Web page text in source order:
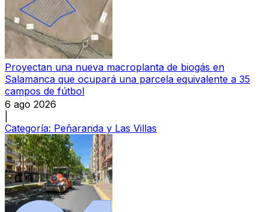
Proyectan una nueva macroplanta de biogás en
Salamanca que ocupará una parcela equivalente a 35
campos de fútbol
6 ago 2026
Categoría: Peñaranda y Las Villas